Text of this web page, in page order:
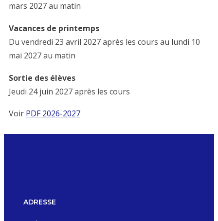
mars 2027 au matin
Vacances de printemps
Du vendredi 23 avril 2027 après les cours au lundi 10
mai 2027 au matin
Sortie des élèves
Jeudi 24 juin 2027 après les cours
Voir PDF 2026-2027
ADRESSE